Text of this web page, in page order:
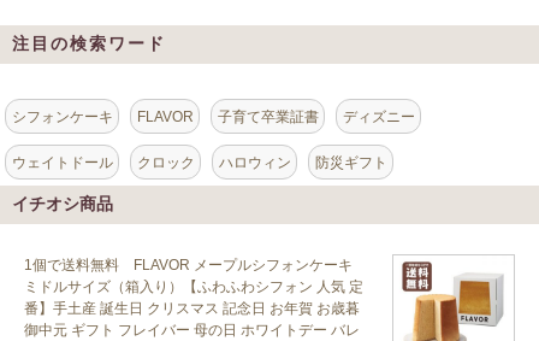
注目の検索ワード
シフォンケーキ FLAVOR 子育て卒業証書 ディズニー
ウェイトドール クロック ハロウィン 防災ギフト
イチオシ商品
1個で送料無料 FLAVOR メープルシフォンケーキ
ミドルサイズ（箱入り）【ふわふわシフォン 人気 定
番】手土産 誕生日 クリスマス 記念日 お年賀 お歳暮
御中元 ギフト フレイバー 母の日 ホワイトデー バレ